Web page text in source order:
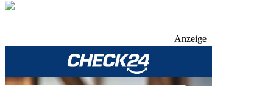
Anzeige